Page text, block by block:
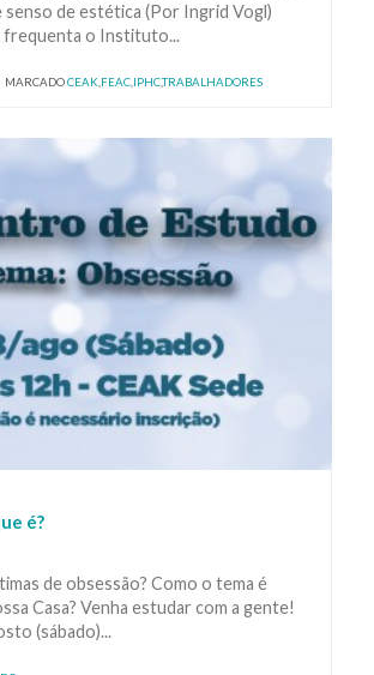
senso de estética (Por Ingrid Vogl)
frequenta o Instituto...
MARCADOCEAK FEAC IPHC,TRABALHADORES
é?
de obsessão? Como o tema é
Casa? Venha estudar com a gente!
(sábado)...